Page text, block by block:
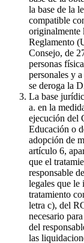
la base de la
compatible
originalmente
Reglamento
Consejo, de
personas
personales y
se deroga la
La base
a. en la
ejecución del
Educación o
adopción de
artículo 6,
que el
responsable
legales que le
tratamiento
letra c), del
necesario
del
las